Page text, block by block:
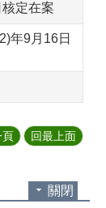
定在案
年9月16日
頁 回最上面
關閉